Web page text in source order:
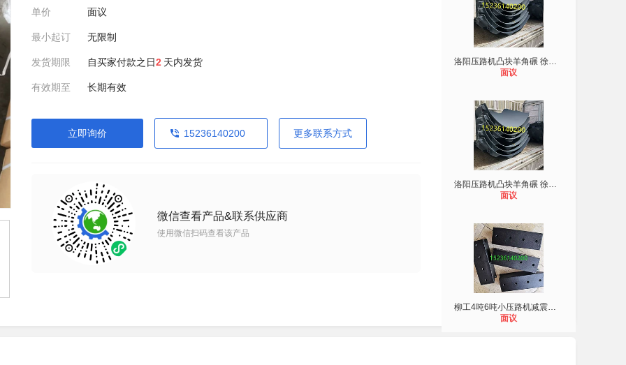
单价 面议
最小起订 无限制
发货期限 自买家付款之日2 天内发货
有效期至 长期有效
立即询价 15236140200 更多联系方式
微信查看产品&联系供应商
使用微信扫码查看该产品
洛阳压路机凸块羊角碾 徐工三一中联
面议
洛阳压路机凸块羊角碾 徐工三一中联
面议
柳工4吨6吨小压路机减震器减振器减振
面议